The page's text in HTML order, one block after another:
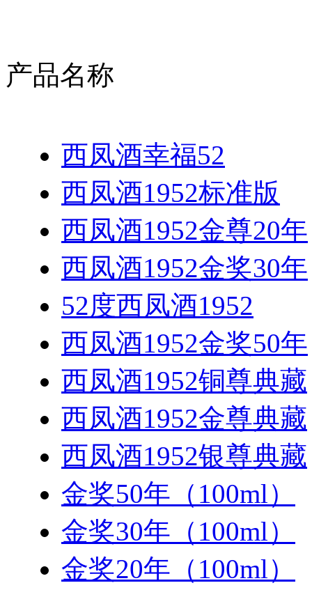
产品名称
西凤酒幸福52
西凤酒1952标准版
西凤酒1952金尊20年
西凤酒1952金奖30年
52度西凤酒1952
西凤酒1952金奖50年
西凤酒1952铜尊典藏
西凤酒1952金尊典藏
西凤酒1952银尊典藏
金奖50年（100ml）
金奖30年（100ml）
金奖20年（100ml）